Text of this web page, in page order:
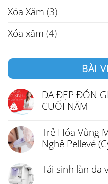
Xóa Xăm (3)
Xóa xăm (4)
BÀI
DA ĐẸP ĐÓN
CUỐI NĂM
Trẻ Hóa Vùng
Nghệ Pellevé
Tái sinh làn da